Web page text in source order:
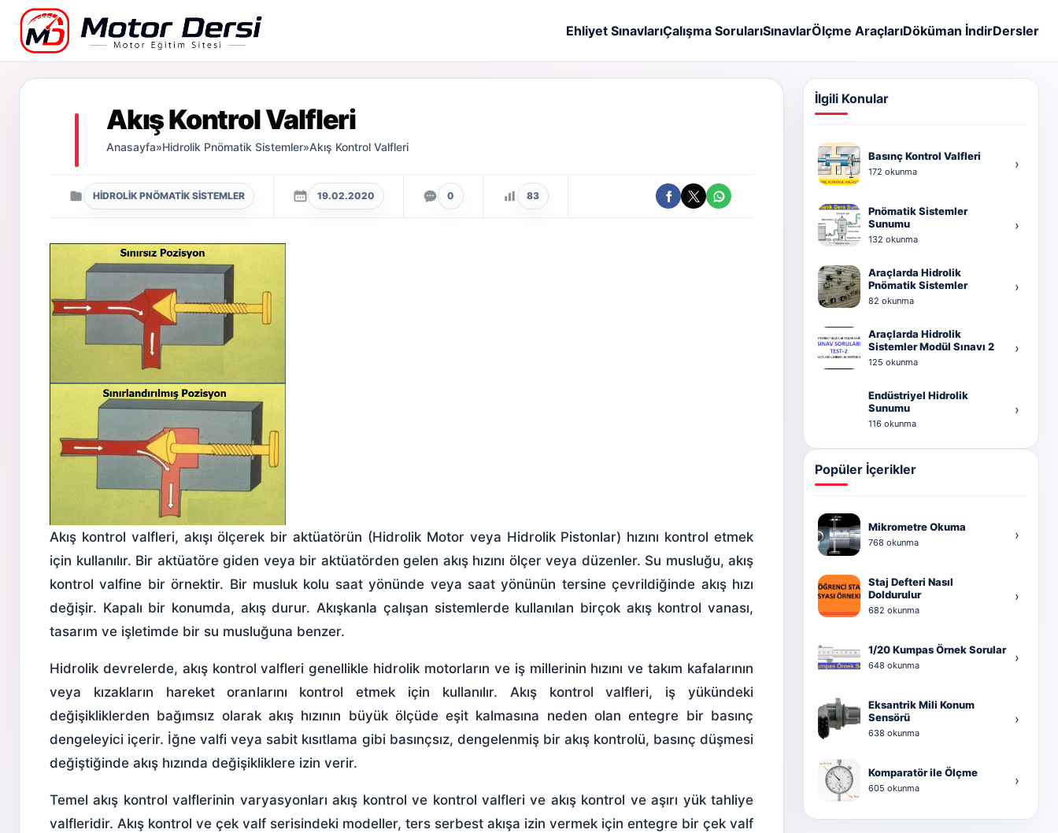
Motor Dersi
Ehliyet SınavlarıÇalışma SorularıSınavlarÖlçme AraçlarıDöküman İndirDersler
Akış Kontrol Valfleri
Anasayfa»Hidrolik Pnömatik Sistemler»Akış Kontrol Valfleri
HIDROLIK PNÖMATIK SISTEMLER 19.02.2020 0 83
Akış kontrol valfleri, akışı ölçerek bir aktüatörün (Hidrolik Motor veya Hidrolik Pistonlar) hızını kontrol etmek
için kullanılır. Bir aktüatöre giden veya bir aktüatörden gelen akış hızını ölçer veya düzenler. Su musluğu, akış
kontrol valfine bir örnektir. Bir musluk kolu saat yönünde veya saat yönünün tersine çevrildiğinde akış hızı
değişir. Kapalı bir konumda, akış durur. Akışkanla çalışan sistemlerde kullanılan birçok akış kontrol vanası,
tasarım ve işletimde bir su musluğuna benzer.
Hidrolik devrelerde, akış kontrol valfleri genellikle hidrolik motorların ve iş millerinin hızını ve takım kafalarının
veya kızakların hareket oranlarını kontrol etmek için kullanılır. Akış kontrol valfleri, iş yükündeki
değişikliklerden bağımsız olarak akış hızının büyük ölçüde eşit kalmasına neden olan entegre bir basınç
dengeleyici içerir. İğne valfi veya sabit kısıtlama gibi basınçsız, dengelenmiş bir akış kontrolü, basınç düşmesi
değiştiğinde akış hızında değişikliklere izin verir.
Temel akış kontrol valflerinin varyasyonları akış kontrol ve kontrol valfleri ve akış kontrol ve aşırı yük tahliye
valfleridir. Akış kontrol ve çek valf serisindeki modeller, ters serbest akışa izin vermek için entegre bir çek valf
İlgili Konular
Basınç Kontrol Valfleri
172 okunma ›
Pnömatik Sistemler
Sunumu
132 okunma
›
Araçlarda Hidrolik
Pnömatik Sistemler
82 okunma
›
Araçlarda Hidrolik
Sistemler Modül Sınavı 2
125 okunma
›
Endüstriyel Hidrolik
Sunumu
116 okunma
›
Popüler İçerikler
Mikrometre Okuma
768 okunma ›
Staj Defteri Nasıl
Doldurulur
682 okunma
›
1/20 Kumpas Örnek Sorular
648 okunma ›
Eksantrik Mili Konum
Sensörü
638 okunma
›
Komparatör ile Ölçme
605 okunma ›